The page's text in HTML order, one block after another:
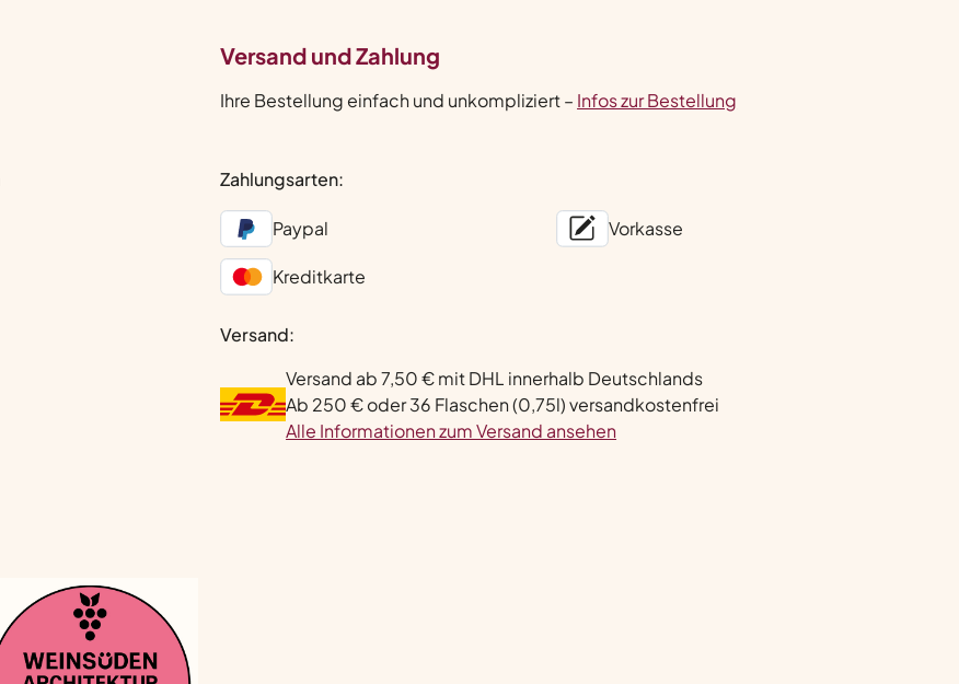
Versand und Zahlung
Ihre Bestellung einfach und unkompliziert – Infos zur Bestellung
Zahlungsarten:
Paypal Vorkasse
Kreditkarte
Versand:
Versand ab 7,50 € mit DHL innerhalb Deutschlands
Ab 250 € oder 36 Flaschen (0,75l) versandkostenfrei
Alle Informationen zum Versand ansehen